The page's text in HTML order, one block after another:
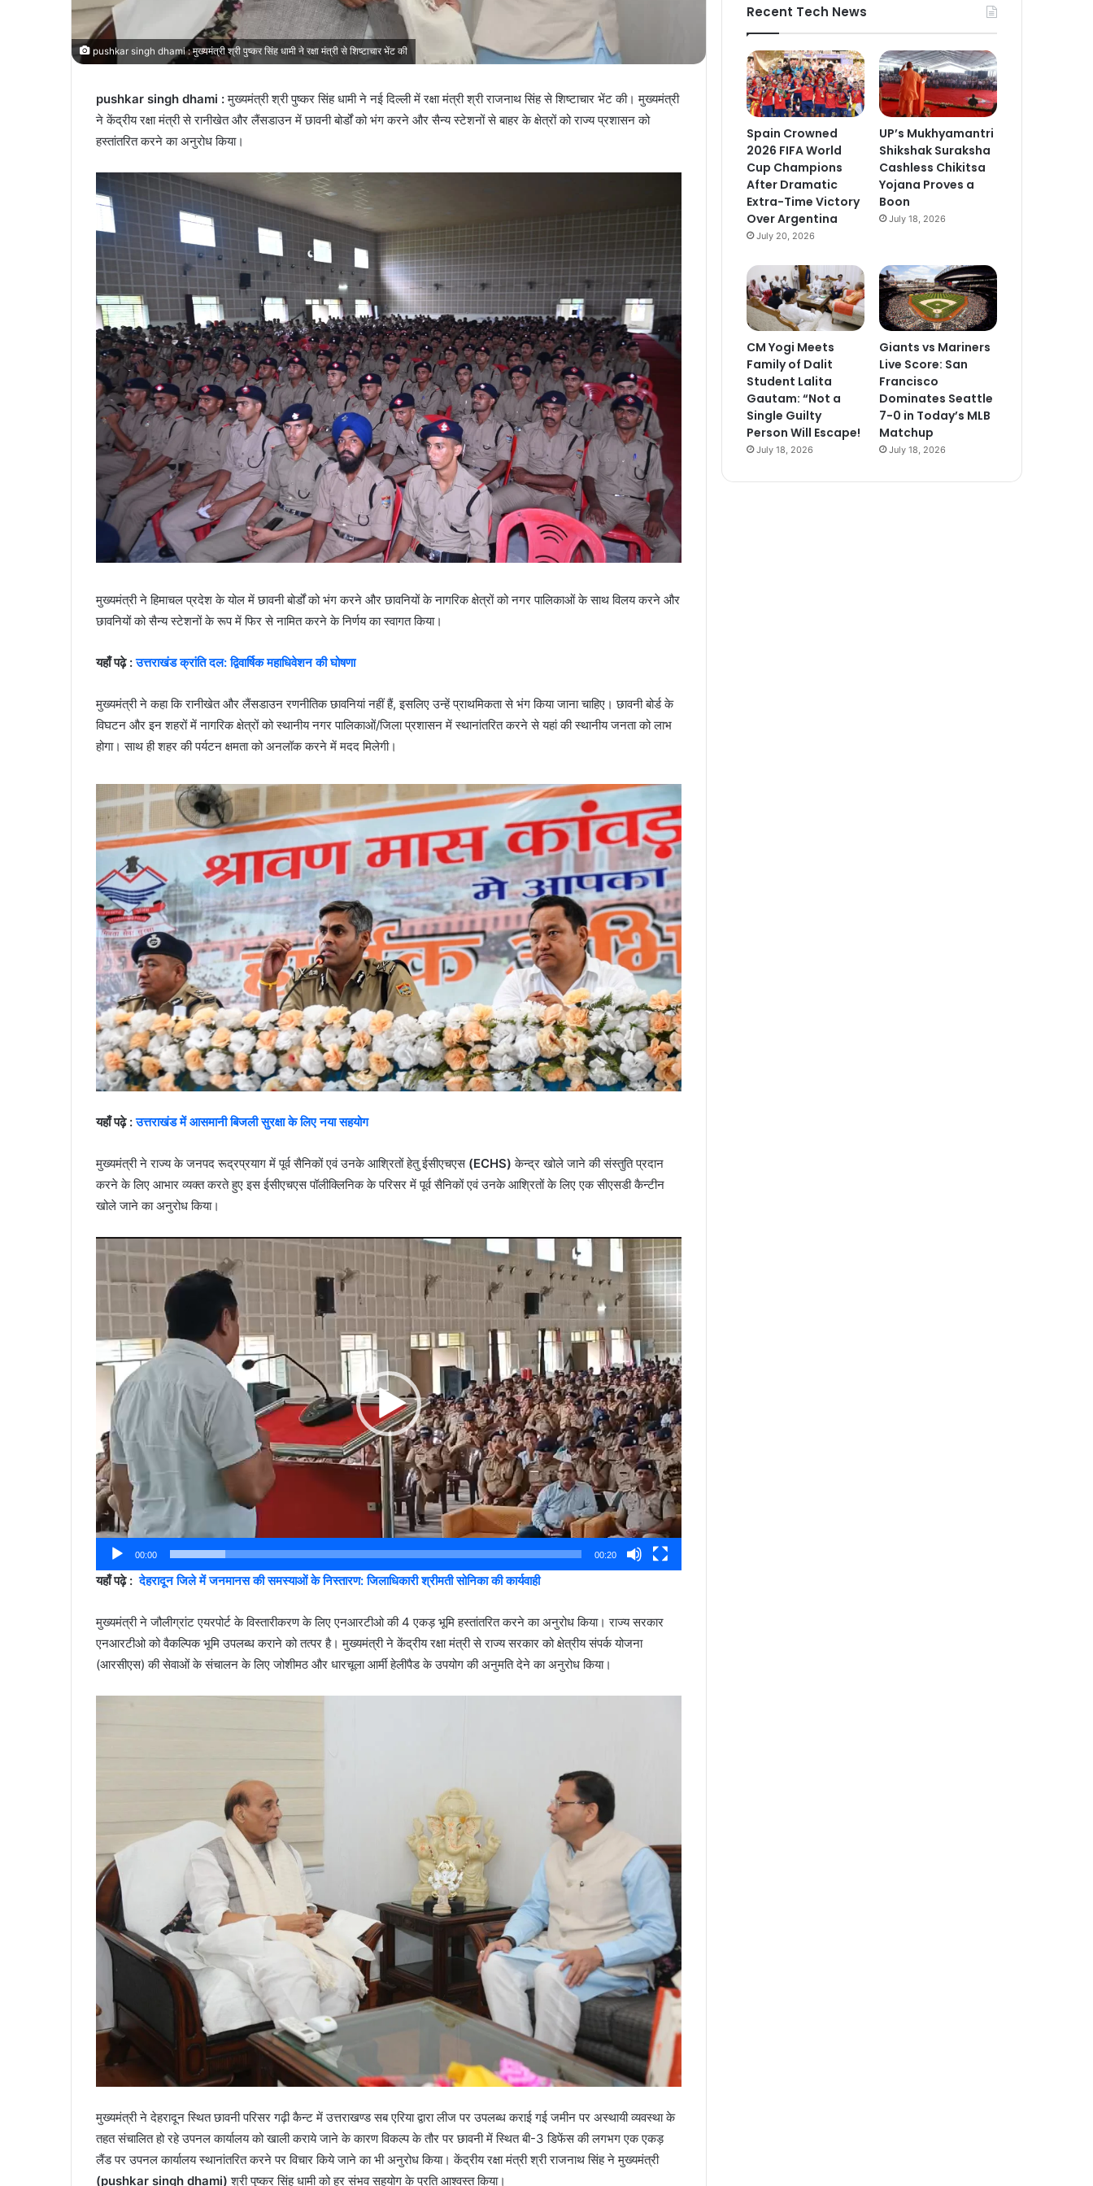
pushkar singh dhami : मुख्यमंत्री श्री पुष्कर सिंह धामी ने रक्षा मंत्री से शिष्टाचार भेंट की
pushkar singh dhami :मुख्यमंत्री श्री पुष्कर सिंह धामी ने नई दिल्ली में रक्षा मंत्री श्री राजनाथ सिंह से शिष्टाचार भेंट की। मुख्यमंत्री
ने केंद्रीय रक्षा मंत्री से रानीखेत और लैंसडाउन में छावनी बोर्डों को भंग करने और सैन्य स्टेशनों से बाहर के क्षेत्रों को राज्य प्रशासन को
हस्तांतरित करने का अनुरोध किया।
मुख्यमंत्री ने हिमाचल प्रदेश के योल में छावनी बोर्डों को भंग करने और छावनियों के नागरिक क्षेत्रों को नगर पालिकाओं के साथ विलय करने और
छावनियों को सैन्य स्टेशनों के रूप में फिर से नामित करने के निर्णय का स्वागत किया।
यहाँ पढ़े :उत्तराखंड क्रांति दल: द्विवार्षिक महाधिवेशन की घोषणा
मुख्यमंत्री ने कहा कि रानीखेत और लैंसडाउन रणनीतिक छावनियां नहीं हैं, इसलिए उन्हें प्राथमिकता से भंग किया जाना चाहिए। छावनी बोर्ड के
विघटन और इन शहरों में नागरिक क्षेत्रों को स्थानीय नगर पालिकाओं/जिला प्रशासन में स्थानांतरित करने से यहां की स्थानीय जनता को लाभ
होगा। साथ ही शहर की पर्यटन क्षमता को अनलॉक करने में मदद मिलेगी।
यहाँ पढ़े :उत्तराखंड में आसमानी बिजली सुरक्षा के लिए नया सहयोग
मुख्यमंत्री ने राज्य के जनपद रूद्रप्रयाग में पूर्व सैनिकों एवं उनके आश्रितों हेतु ईसीएचएस (ECHS) केन्द्र खोले जाने की संस्तुति प्रदान
करने के लिए आभार व्यक्त करते हुए इस ईसीएचएस पॉलीक्लिनिक के परिसर में पूर्व सैनिकों एवं उनके आश्रितों के लिए एक सीएसडी कैन्टीन
खोले जाने का अनुरोध किया।
Video
00:00 00:20
यहाँ पढ़े :देहरादून जिले में जनमानस की समस्याओं के निस्तारण: जिलाधिकारी श्रीमती सोनिका की कार्यवाही
मुख्यमंत्री ने जौलीग्रांट एयरपोर्ट के विस्तारीकरण के लिए एनआरटीओ की 4 एकड़ भूमि हस्तांतरित करने का अनुरोध किया। राज्य सरकार
एनआरटीओ को वैकल्पिक भूमि उपलब्ध कराने को तत्पर है। मुख्यमंत्री ने केंद्रीय रक्षा मंत्री से राज्य सरकार को क्षेत्रीय संपर्क योजना
(आरसीएस) की सेवाओं के संचालन के लिए जोशीमठ और धारचूला आर्मी हेलीपैड के उपयोग की अनुमति देने का अनुरोध किया।
मुख्यमंत्री ने देहरादून स्थित छावनी परिसर गढ़ी कैन्ट में उत्तराखण्ड सब एरिया द्वारा लीज पर उपलब्ध कराई गई जमीन पर अस्थायी व्यवस्था के
तहत संचालित हो रहे उपनल कार्यालय को खाली कराये जाने के कारण विकल्प के तौर पर छावनी में स्थित बी-3 डिफेंस की लगभग एक एकड़
लैंड पर उपनल कार्यालय स्थानांतरित करने पर विचार किये जाने का भी अनुरोध किया। केंद्रीय रक्षा मंत्री श्री राजनाथ सिंह ने मुख्यमंत्री
(pushkar singh dhami) श्री पुष्कर सिंह धामी को हर संभव सहयोग के प्रति आश्वस्त किया।
Recent Tech News
Spain Crowned
2026 FIFA World
Cup Champions
After Dramatic
Extra-Time Victory
Over Argentina
July 20, 2026
UP’s Mukhyamantri
Shikshak Suraksha
Cashless Chikitsa
Yojana Proves a
Boon
July 18, 2026
CM Yogi Meets
Family of Dalit
Student Lalita
Gautam: “Not a
Single Guilty
Person Will Escape!
July 18, 2026
Giants vs Mariners
Live Score: San
Francisco
Dominates Seattle
7-0 in Today’s MLB
Matchup
July 18, 2026